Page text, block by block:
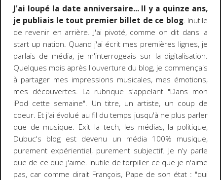
J'ai loupé la date anniversaire... Il y a quinze ans,
je publiais le tout premier billet de ce blog. Inutile
de revenir en arrière. J'ai pivoté, comme on dit dans la
start up nation. Quand j'ai écrit mes premières lignes, je
parlais de média, je m'interrogeais sur la digitalisation.
Quelques mois après l'ouverture du blog, je commençais
à partager mes impressions musicales, mes émotions,
mes découvertes. La rubrique s'appelant "Dans mon
iPod cette semaine". Un titre, un artiste, un coup de
coeur. Et j'ai évolué au fil du temps jusqu'à ne plus parler
que de musique. Exit la tech, les médias, la politique,
Dubuc's blog est devenu un média 100% musique,
purement expérientiel, purement subjectif. Je n'y parle
que de ce que j'aime. Inutile de torpiller ce que je n'aime
pas, car comme dirait François, Pape de son état : "qui